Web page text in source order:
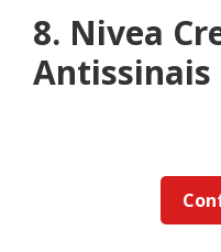
8. Nivea
Antissinais